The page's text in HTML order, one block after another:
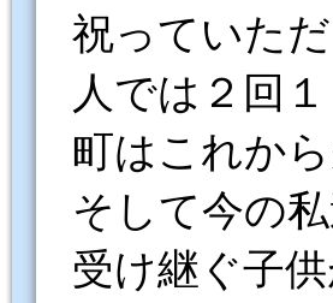
祝っていた
人では２回
町はこれか
そして今の
受け継ぐ子